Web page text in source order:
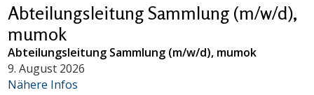
Abteilungsleitung Sammlung (m/w/d),
mumok
Abteilungsleitung Sammlung (m/w/d), mumok
9. August 2026
Nähere Infos